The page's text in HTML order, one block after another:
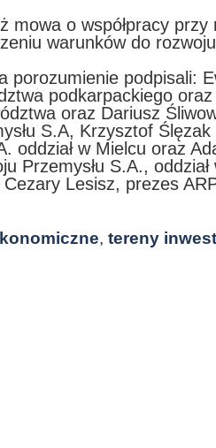
mowa o współpracy przy
warunków do
porozumienie podpisali:
podkarpackiego
oraz Dariusz
S.A, Krzysztof
oddział w Mielcu oraz
Przemysłu S.A.,
Lesisz, prezes
, tereny